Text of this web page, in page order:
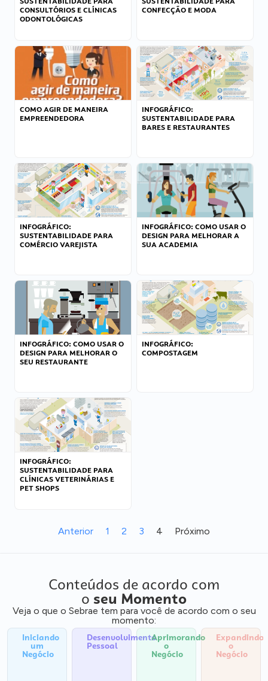
CONSULTÓRIOS E CLÍNICAS
ODONTOLÓGICAS
CONFECÇÃO E MODA
COMO AGIR DE MANEIRA
EMPREENDEDORA
INFOGRÁFICO:
SUSTENTABILIDADE PARA
BARES E RESTAURANTES
INFOGRÁFICO:
SUSTENTABILIDADE PARA
COMÉRCIO VAREJISTA
INFOGRÁFICO: COMO USAR O
DESIGN PARA MELHORAR A
SUA ACADEMIA
INFOGRÁFICO: COMO USAR O
DESIGN PARA MELHORAR O
SEU RESTAURANTE
INFOGRÁFICO:
COMPOSTAGEM
INFOGRÁFICO:
SUSTENTABILIDADE PARA
CLÍNICAS VETERINÁRIAS E
PET SHOPS
Anterior 1 2 3 4 Próximo
Conteúdos de acordo com
o seu Momento
Veja o que o Sebrae tem para você de acordo com o seu
momento:
Iniciando
um
Negócio
Desenvolvimento
Pessoal
Aprimorando
o
Negócio
Expandindo
o
Negócio